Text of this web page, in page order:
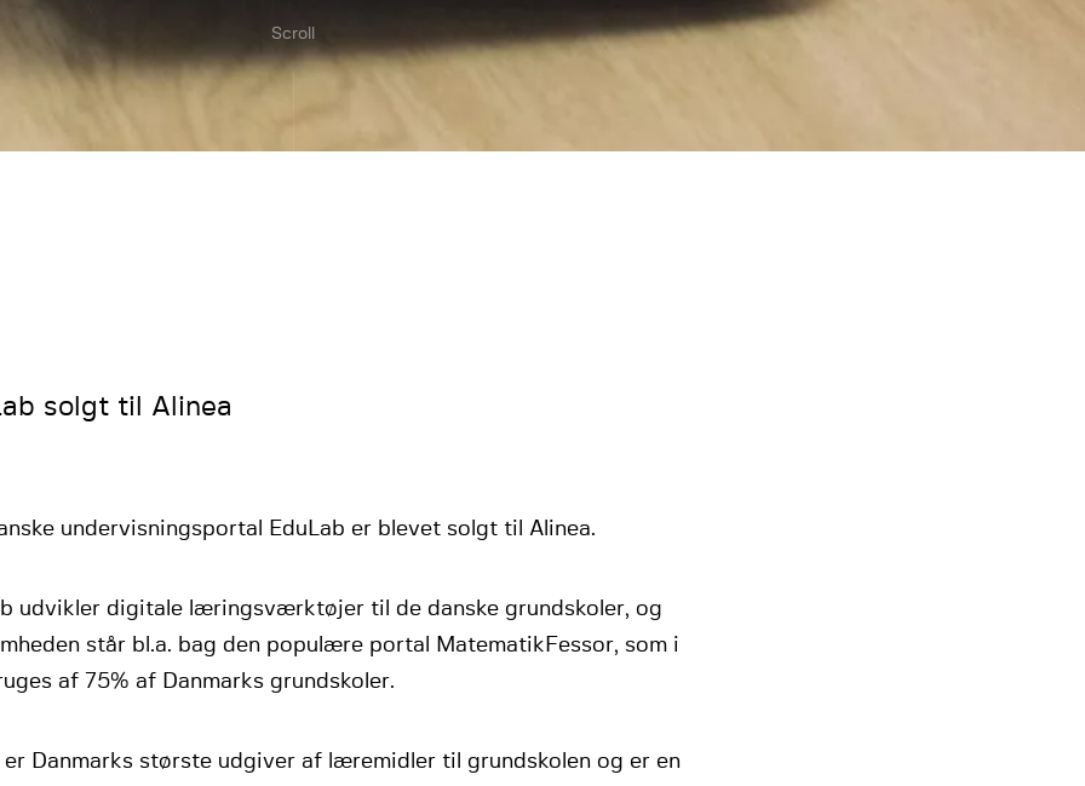
Scroll
solgt til Alinea
undervisningsportal EduLab er blevet solgt til Alinea.
udvikler digitale læringsværktøjer til de danske grundskoler, og
står bl.a. bag den populære portal MatematikFessor, som i
af 75% af Danmarks grundskoler.
er Danmarks største udgiver af læremidler til grundskolen og er en